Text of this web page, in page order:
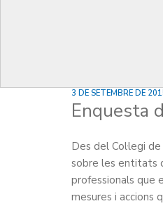
3 DE SETEMBRE DE
Enquesta
Des del Col·legi
sobre les entitats
professionals que
mesures i accions